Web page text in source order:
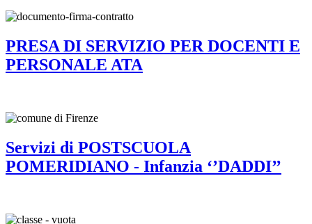
PRESA DI SERVIZIO PER DOCENTI E
PERSONALE ATA
Servizi di POSTSCUOLA
POMERIDIANO - Infanzia ‘’DADDI’’